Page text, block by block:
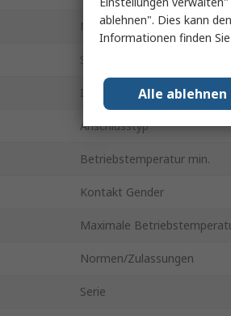
Montageausrichtung
Spannung
IP-Schutzart
Anschlusstyp
Betriebstemperatur min.
Kontakt Gender
Maximale
Normen/Zulassungen
Serie
ablehnen". Dies kann
Informationen finden
Alle ablehnen